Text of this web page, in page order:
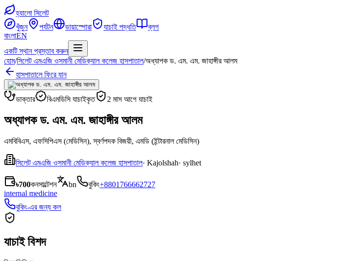
হ্যালো সিলেট
খুঁজুন
পর্যটন ডায়াস্পোরা যাচাই পদ্ধতি
ব্লগ
বাংলাEN
একটি স্থান প্রস্তাব করুন
হোম/সিলেট এমএজি ওসমানী মেডিক্যাল কলেজ হাসপাতাল/অধ্যাপক ড. এম. এম. জাহাঙ্গীর আলম
হাসপাতালে ফিরে যান
ডাক্তার বিএমডিসি যাচাইকৃত 2 মাস আগে যাচাই
অধ্যাপক ড. এম. এম. জাহাঙ্গীর আলম
এমবিবিএস, এফসিপিএস (মেডিসিন), স্বর্ণপদক বিজয়ী, এমডি (ইন্টারনাল মেডিসিন)
সিলেট এমএজি ওসমানী মেডিক্যাল কলেজ হাসপাতাল· Kajolshah· sylhet
৳700কনসাল্টেশন bn বুকিং+8801766662727
internal medicine
বুকিং-এর জন্য কল
যাচাই বিশদ